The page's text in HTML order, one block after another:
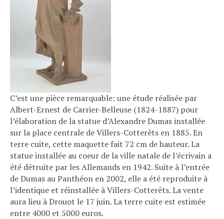
C’est une pièce remarquable: une étude réalisée par
Albert-Ernest de Carrier-Belleuse (1824-1887) pour
l’élaboration de la statue d’Alexandre Dumas installée
sur la place centrale de Villers-Cotterêts en 1885. En
terre cuite, cette maquette fait 72 cm de hauteur. La
statue installée au coeur de la ville natale de l’écrivain a
été détruite par les Allemands en 1942. Suite à l’entrée
de Dumas au Panthéon en 2002, elle a été reproduite à
l’identique et réinstallée à Villers-Cotterêts. La vente
aura lieu à Drouot le 17 juin. La terre cuite est estimée
entre 4000 et 5000 euros.